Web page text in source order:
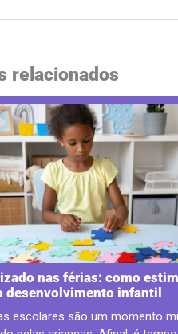
relacionados
nas férias: como
desenvolvimento infantil
escolares são um momento